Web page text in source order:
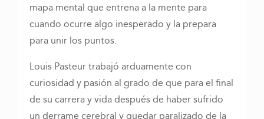
mapa mental que entrena a la mente para
cuando ocurre algo inesperado y la prepara
para unir los puntos.
Louis Pasteur trabajó arduamente con
curiosidad y pasión al grado de que para el final
de su carrera y vida después de haber sufrido